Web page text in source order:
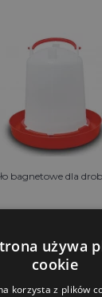
bagnetowe dla
9.00 zl
W MAGAZYNIE
używa
cookie
korzysta z plików